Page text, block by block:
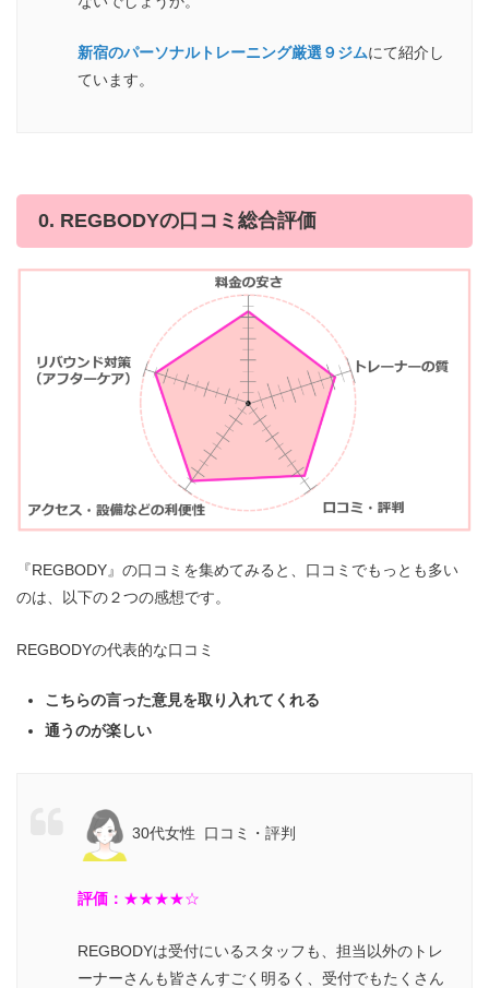
新宿のパーソナルトレーニング厳選９ジムにて紹介し
ています。
0. REGBODYの口コミ総合評価
『REGBODY』の口コミを集めてみると、口コミでもっとも多い
のは、以下の２つの感想です。
REGBODYの代表的な口コミ
こちらの言った意見を取り入れてくれる
通うのが楽しい
30代女性 口コミ・評判
評価： ★★★★☆
REGBODYは受付にいるスタッフも、担当以外のトレ
ーナーさんも皆さんすごく明るく、受付でもたくさん